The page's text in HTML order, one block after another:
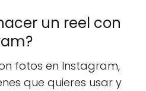
un reel con
fotos en Instagram,
que quieres usar y